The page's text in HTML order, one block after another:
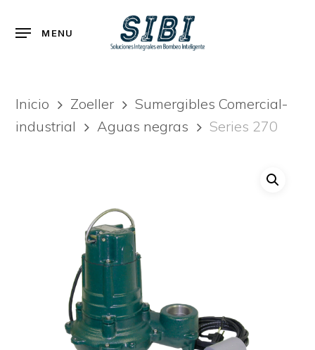
MENU
Inicio Zoeller
Sumergibles Comercial-
industrial
Aguas negras Series 270
Menu